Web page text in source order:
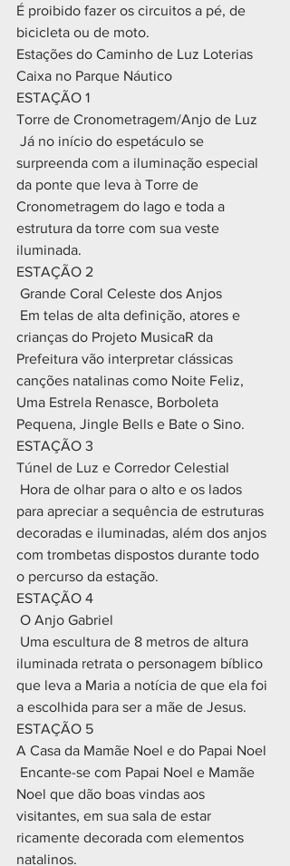
É proibido fazer os circuitos a pé, de
bicicleta ou de moto.
Estações do Caminho de Luz Loterias
Caixa no Parque Náutico
ESTAÇÃO 1
Torre de Cronometragem/Anjo de Luz
surpreenda com a iluminação especial
da ponte que leva à Torre de
Cronometragem do lago e toda a
estrutura da torre com sua veste
iluminada.
ESTAÇÃO 2
Grande Coral Celeste dos Anjos
crianças do Projeto MusicaR da
Prefeitura vão interpretar clássicas
canções natalinas como Noite Feliz,
Uma Estrela Renasce, Borboleta
Pequena, Jingle Bells e Bate o Sino.
ESTAÇÃO 3
Túnel de Luz e Corredor Celestial
para apreciar a sequência de estruturas
decoradas e iluminadas, além dos anjos
com trombetas dispostos durante todo
o percurso da estação.
ESTAÇÃO 4
O Anjo Gabriel
iluminada retrata o personagem bíblico
que leva a Maria a notícia de que ela foi
a escolhida para ser a mãe de Jesus.
ESTAÇÃO 5
A Casa da Mamãe Noel e do Papai Noel
Noel que dão boas vindas aos
visitantes, em sua sala de estar
ricamente decorada com elementos
natalinos.